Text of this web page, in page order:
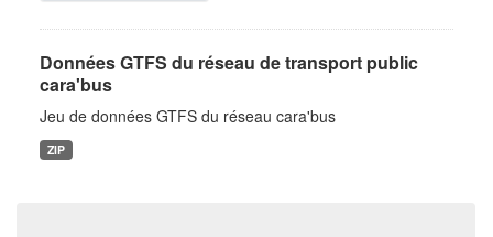
Données GTFS du réseau de transport public
cara'bus
Jeu de données GTFS du réseau cara'bus
ZIP